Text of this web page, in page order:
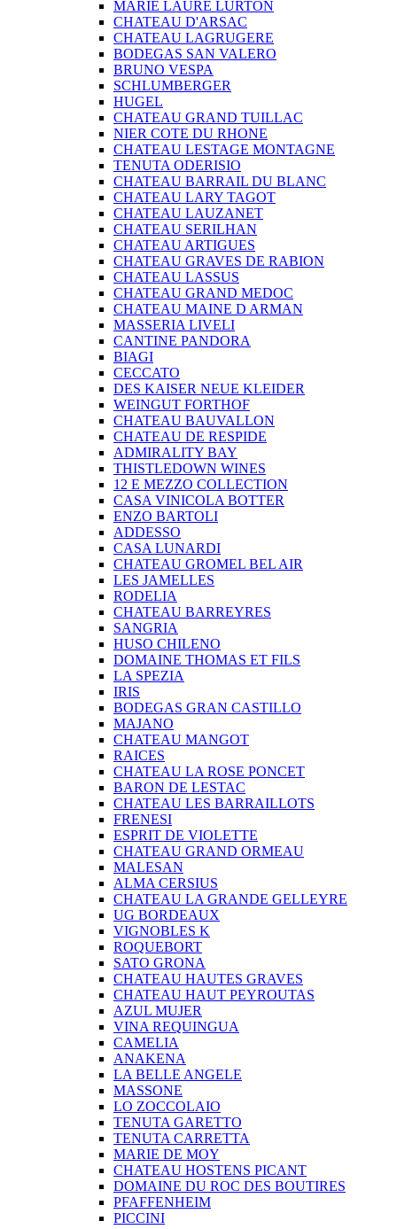
MARIE LAURE LURTON
CHATEAU D'ARSAC
CHATEAU LAGRUGERE
BODEGAS SAN VALERO
BRUNO VESPA
SCHLUMBERGER
HUGEL
CHATEAU GRAND TUILLAC
NIER COTE DU RHONE
CHATEAU LESTAGE MONTAGNE
TENUTA ODERISIO
CHATEAU BARRAIL DU BLANC
CHATEAU LARY TAGOT
CHATEAU LAUZANET
CHATEAU SERILHAN
CHATEAU ARTIGUES
CHATEAU GRAVES DE RABION
CHATEAU LASSUS
CHATEAU GRAND MEDOC
CHATEAU MAINE D ARMAN
MASSERIA LIVELI
CANTINE PANDORA
BIAGI
CECCATO
DES KAISER NEUE KLEIDER
WEINGUT FORTHOF
CHATEAU BAUVALLON
CHATEAU DE RESPIDE
ADMIRALITY BAY
THISTLEDOWN WINES
12 E MEZZO COLLECTION
CASA VINICOLA BOTTER
ENZO BARTOLI
ADDESSO
CASA LUNARDI
CHATEAU GROMEL BEL AIR
LES JAMELLES
RODELIA
CHATEAU BARREYRES
SANGRIA
HUSO CHILENO
DOMAINE THOMAS ET FILS
LA SPEZIA
IRIS
BODEGAS GRAN CASTILLO
MAJANO
CHATEAU MANGOT
RAICES
CHATEAU LA ROSE PONCET
BARON DE LESTAC
CHATEAU LES BARRAILLOTS
FRENESI
ESPRIT DE VIOLETTE
CHATEAU GRAND ORMEAU
MALESAN
ALMA CERSIUS
CHATEAU LA GRANDE GELLEYRE
UG BORDEAUX
VIGNOBLES K
ROQUEBORT
SATO GRONA
CHATEAU HAUTES GRAVES
CHATEAU HAUT PEYROUTAS
AZUL MUJER
VINA REQUINGUA
CAMELIA
ANAKENA
LA BELLE ANGELE
MASSONE
LO ZOCCOLAIO
TENUTA GARETTO
TENUTA CARRETTA
MARIE DE MOY
CHATEAU HOSTENS PICANT
DOMAINE DU ROC DES BOUTIRES
PFAFFENHEIM
PICCINI